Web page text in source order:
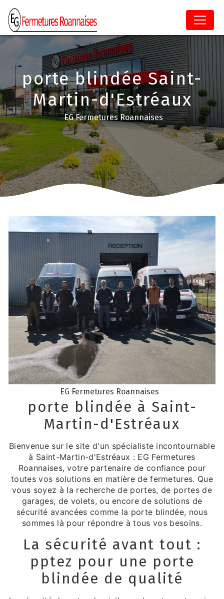
porte blindée Saint-
Martin-d'Estréaux
EG Fermetures Roannaises
EG Fermetures Roannaises
porte blindée à Saint-
Martin-d'Estréaux
Bienvenue sur le site d'un spécialiste incontournable
à Saint-Martin-d'Estréaux : EG Fermetures
Roannaises, votre partenaire de confiance pour
toutes vos solutions en matière de fermetures. Que
vous soyez à la recherche de portes, de portes de
garages, de volets, ou encore de solutions de
sécurité avancées comme la porte blindée, nous
sommes là pour répondre à tous vos besoins.
La sécurité avant tout :
pptez pour une porte
blindée de qualité